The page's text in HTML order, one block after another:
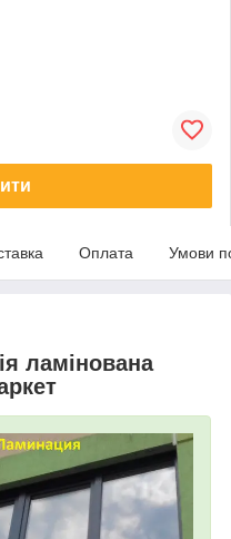
Оплата Умови
ламінована